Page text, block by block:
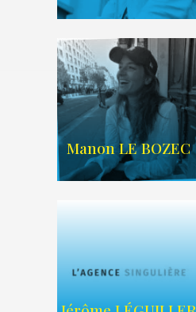
SITE WEB
Manon LE BOZEC